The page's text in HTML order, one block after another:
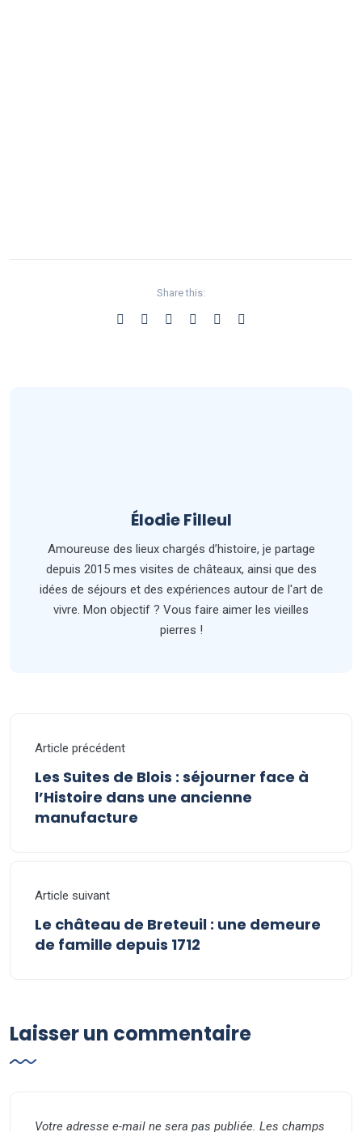
Share this:
Élodie Filleul
Amoureuse des lieux chargés d’histoire, je partage
depuis 2015 mes visites de châteaux, ainsi que des
idées de séjours et des expériences autour de l'art de
vivre. Mon objectif ? Vous faire aimer les vieilles
pierres !
Article précédent
Les Suites de Blois : séjourner face à
l’Histoire dans une ancienne
manufacture
Article suivant
Le château de Breteuil : une demeure
de famille depuis 1712
Laisser un commentaire
Votre adresse e-mail ne sera pas publiée. Les champs